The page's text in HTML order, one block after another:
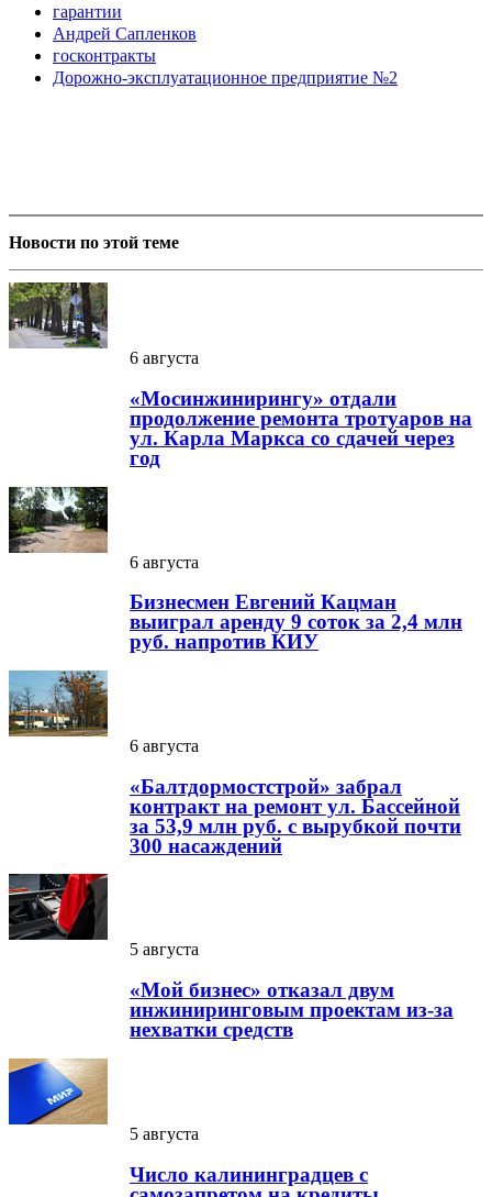
гарантии
Андрей Сапленков
госконтракты
Дорожно-эксплуатационное предприятие №2
Новости по этой теме
6 августа
«Мосинжинирингу» отдали
продолжение ремонта тротуаров на
ул. Карла Маркса со сдачей через
год
6 августа
Бизнесмен Евгений Кацман
выиграл аренду 9 соток за 2,4 млн
руб. напротив КИУ
6 августа
«Балтдормостстрой» забрал
контракт на ремонт ул. Бассейной
за 53,9 млн руб. с вырубкой почти
300 насаждений
5 августа
«Мой бизнес» отказал двум
инжиниринговым проектам из-за
нехватки средств
5 августа
Число калининградцев с